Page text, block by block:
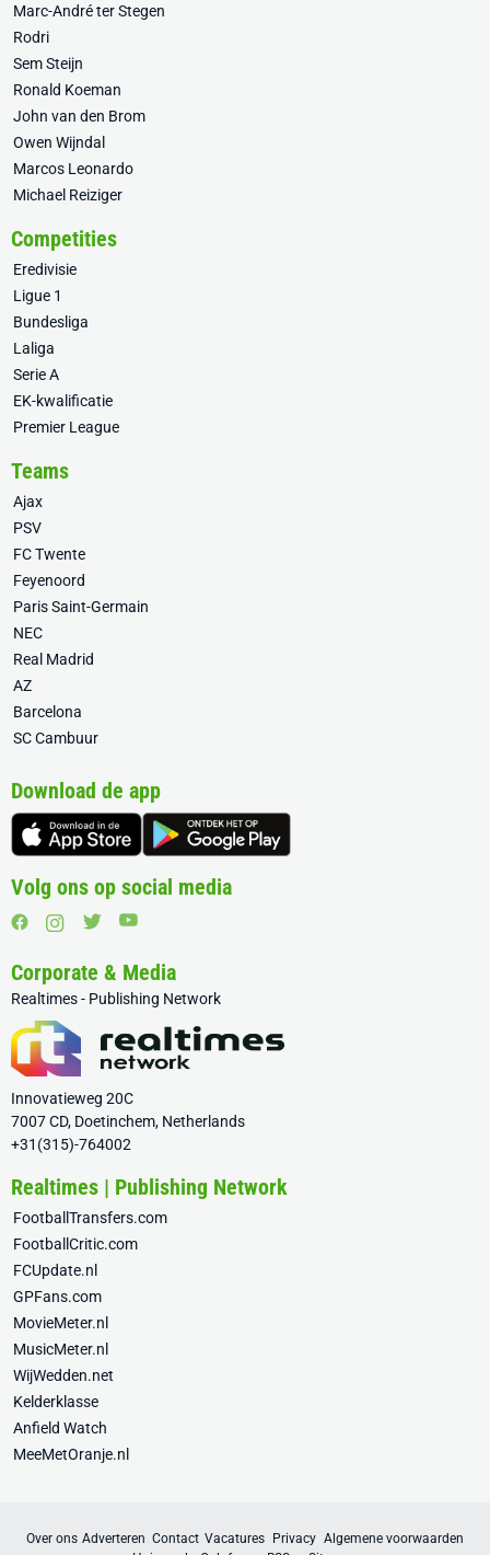
Marc-André ter Stegen
Rodri
Sem Steijn
Ronald Koeman
John van den Brom
Owen Wijndal
Marcos Leonardo
Michael Reiziger
Competities
Eredivisie
Ligue 1
Bundesliga
Laliga
Serie A
EK-kwalificatie
Premier League
Teams
Ajax
PSV
FC Twente
Feyenoord
Paris Saint-Germain
NEC
Real Madrid
AZ
Barcelona
SC Cambuur
Download de app
Volg ons op social media
Corporate & Media
Realtimes - Publishing Network
Innovatieweg 20C
7007 CD, Doetinchem, Netherlands
+31(315)-764002
Realtimes | Publishing Network
FootballTransfers.com
FootballCritic.com
FCUpdate.nl
GPFans.com
MovieMeter.nl
MusicMeter.nl
WijWedden.net
Kelderklasse
Anfield Watch
MeeMetOranje.nl
Over ons Adverteren Contact Vacatures Privacy Algemene voorwaarden